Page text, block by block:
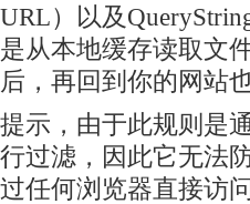
URL）以及
是从本地缓存读取文
后，再回到你的网站
提示，由于此规则是
行过滤，因此它无法
过任何浏览器直接访